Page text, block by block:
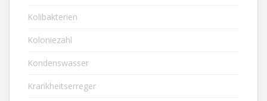
Kolibakterien
Koloniezahl
Kondenswasser
Krankheitserreger